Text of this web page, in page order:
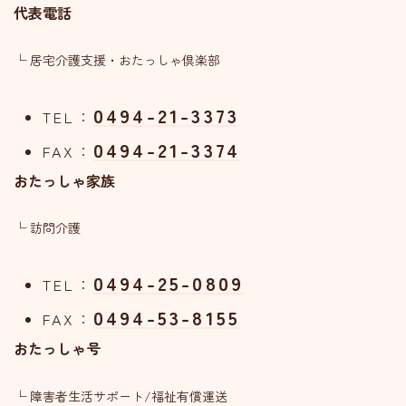
代表電話
└ 居宅介護支援・おたっしゃ倶楽部
TEL： 0494-21-3373
FAX： 0494-21-3374
おたっしゃ家族
└ 訪問介護
TEL： 0494-25-0809
FAX： 0494-53-8155
おたっしゃ号
└ 障害者生活サポート/福祉有償運送